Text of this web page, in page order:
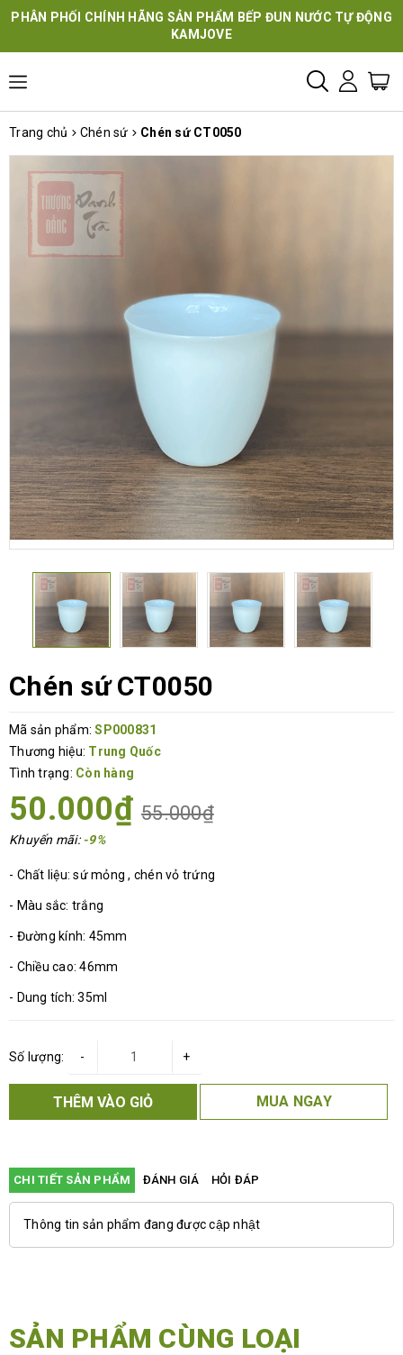
PHÂN PHỐI CHÍNH HÃNG SẢN PHẨM BẾP ĐUN NƯỚC TỰ ĐỘNG
KAMJOVE
Trang chủ Chén sứ Chén sứ CT0050
Chén sứ CT0050
Mã sản phẩm: SP000831
Thương hiệu: Trung Quốc
Tình trạng: Còn hàng
50.000₫ 55.000₫
Khuyến mãi:-9%
- Chất liệu: sứ mỏng , chén vỏ trứng
- Màu sắc: trắng
- Đường kính: 45mm
- Chiều cao: 46mm
- Dung tích: 35ml
Số lượng: +
-
THÊM VÀO GIỎ MUA NGAY
CHI TIẾT SẢN PHẨM ĐÁNH GIÁ HỎI ĐÁP
Thông tin sản phẩm đang được cập nhật
SẢN PHẨM CÙNG LOẠI